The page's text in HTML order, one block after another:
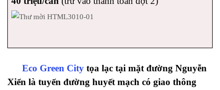
Eco Green City tọa lạc tại mặt đường Nguyễn
Xiển là tuyến đường huyết mạch có giao thông